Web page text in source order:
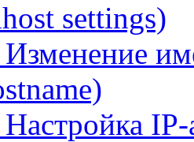
settings)
Изменение
IP-